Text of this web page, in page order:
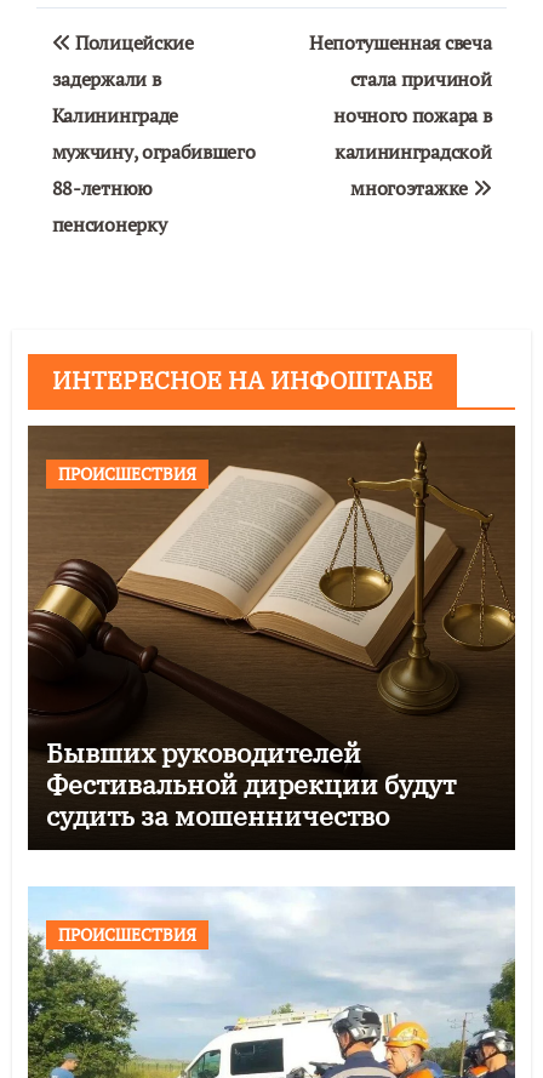
Навигация
по
записям
Полицейские
задержали в
Калининграде
мужчину, ограбившего
88-летнюю
пенсионерку
Непотушенная свеча
стала причиной
ночного пожара в
калининградской
многоэтажке
ИНТЕРЕСНОЕ НА ИНФОШТАБЕ
ПРОИСШЕСТВИЯ
Бывших руководителей
Фестивальной дирекции будут
судить за мошенничество
ПРОИСШЕСТВИЯ